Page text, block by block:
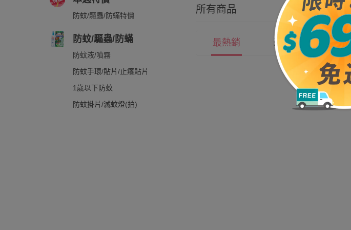
防蚊/驅蟲/防蟎特價
防蚊/驅蟲/防蟎
防蚊液/噴霧
防蚊手環/貼片/止癢貼片
1歲以下防蚊
防蚊掛片/滅蚊燈(拍)
所有商品
最熱銷 新上市 價格